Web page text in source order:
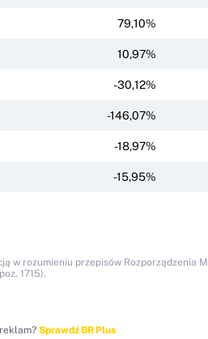
79,10%
10,97%
-30,12%
-146,07%
-18,97%
-15,95%
rozumieniu przepisów Rozporządzenia
1715).
Sprawdź BR Plus